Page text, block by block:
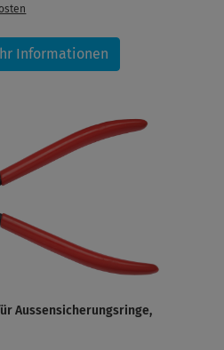
Informationen
Aussensicherungsringe,